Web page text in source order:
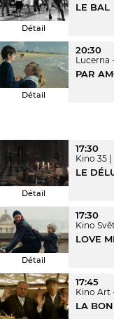
Détail
LE BAL
Détail
20:30
Lucerna
PAR
Détail
17:30
Kino 35
LE
Détail
17:30
Kino
LOVE
17:45
Kino Art
LA